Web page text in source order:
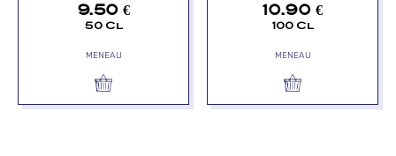
9.50 €
50 Cl
MENEAU
10.90 €
100 Cl
MENEAU